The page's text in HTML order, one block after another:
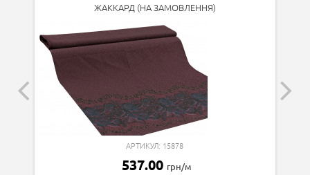
ЖАККАРД (НА ЗАМОВЛЕННЯ)
АРТИКУЛ: 15878
537.00 грн/м